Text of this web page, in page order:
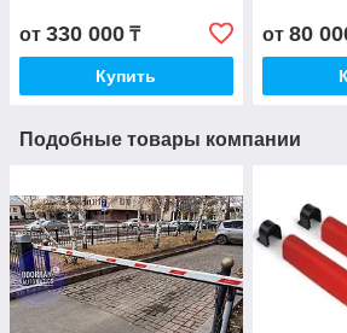
от 330 000 ₸
Купить
от 80
Подобные товары компании